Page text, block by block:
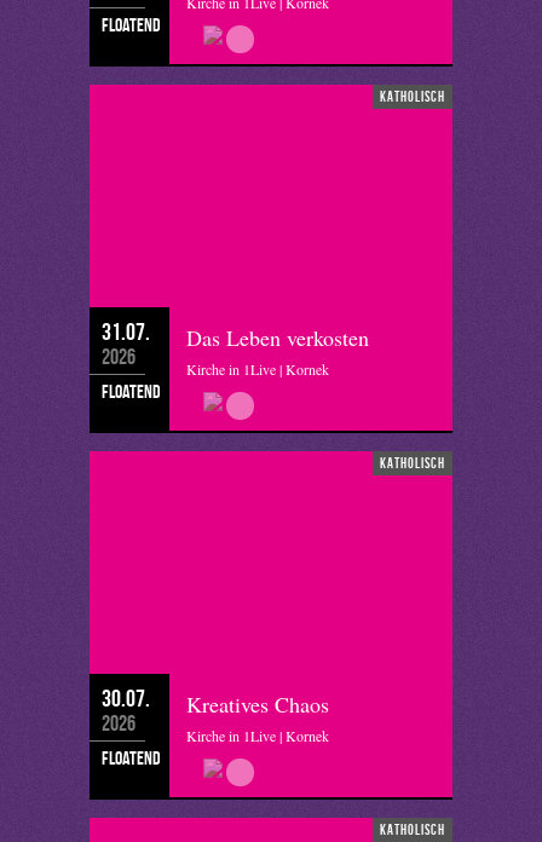
floatend
katholisch
31.07.
2026
floatend
Das Leben verkosten
Kirche in 1Live | Kornek
katholisch
30.07.
2026
floatend
Kreatives Chaos
Kirche in 1Live | Kornek
katholisch